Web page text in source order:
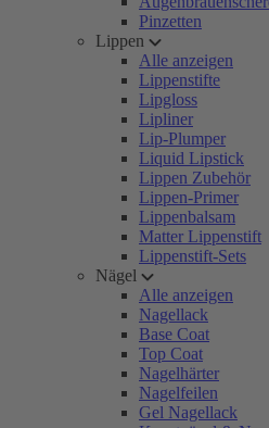
Pinzetten
Lippen
Alle anzeigen
Lippenstifte
Lipgloss
Lipliner
Lip-Plumper
Liquid Lipstick
Lippen Zubehör
Lippen-Primer
Lippenbalsam
Matter Lippenstift
Lippenstift-Sets
Nägel
Alle anzeigen
Nagellack
Base Coat
Top Coat
Nagelhärter
Nagelfeilen
Gel Nagellack